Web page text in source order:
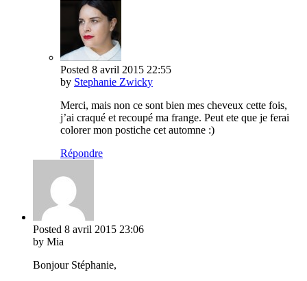
Posted 8 avril 2015 22:55
by Stephanie Zwicky
Merci, mais non ce sont bien mes cheveux cette fois,
j’ai craqué et recoupé ma frange. Peut ete que je ferai
colorer mon postiche cet automne :)
Répondre
Posted 8 avril 2015 23:06
by Mia
Bonjour Stéphanie,